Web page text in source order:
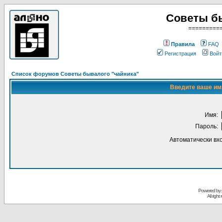
Советы
Правила
FAQ
Регистрация
Список форумов Советы бывалого "чайника"
Введите ваше
Имя:
Пароль:
Автоматически
Powered
All right